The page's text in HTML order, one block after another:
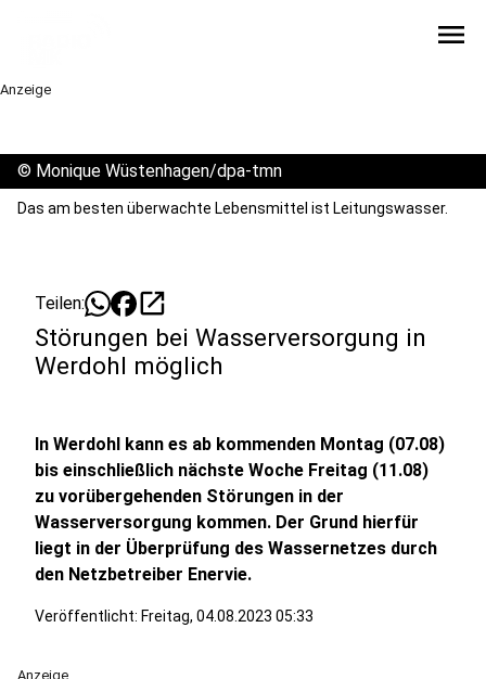
menu
Anzeige
© Monique Wüstenhagen/dpa-tmn
Das am besten überwachte Lebensmittel ist Leitungswasser.
Teilen: open_in_new
Störungen bei Wasserversorgung in
Werdohl möglich
In Werdohl kann es ab kommenden Montag (07.08)
bis einschließlich nächste Woche Freitag (11.08)
zu vorübergehenden Störungen in der
Wasserversorgung kommen. Der Grund hierfür
liegt in der Überprüfung des Wassernetzes durch
den Netzbetreiber Enervie.
Veröffentlicht: Freitag, 04.08.2023 05:33
Anzeige